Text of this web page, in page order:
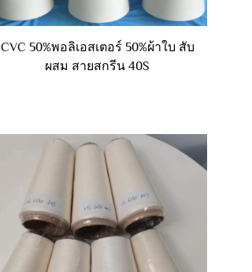
CVC 50%พอลิเอสเตอร์ 50%ผ้าใบ สับ
ผสม สายสกรีน 40S